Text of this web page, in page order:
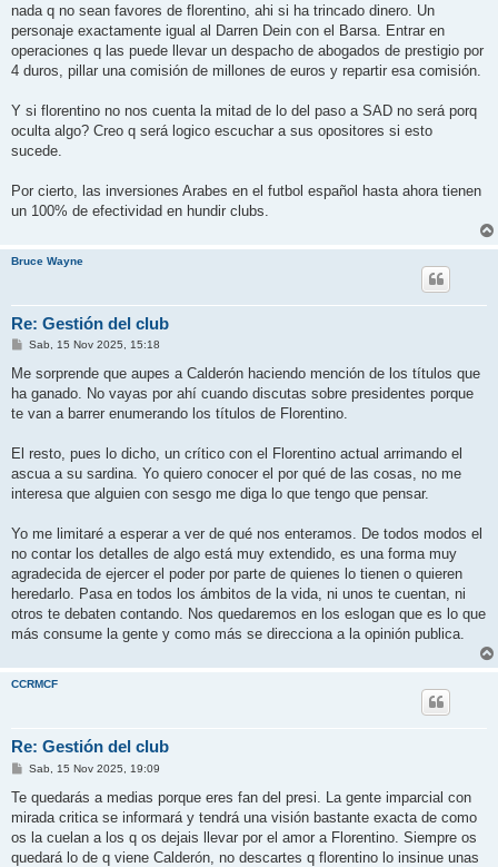
nada q no sean favores de florentino, ahi si ha trincado dinero. Un
personaje exactamente igual al Darren Dein con el Barsa. Entrar en
operaciones q las puede llevar un despacho de abogados de prestigio por
4 duros, pillar una comisión de millones de euros y repartir esa comisión.
Y si florentino no nos cuenta la mitad de lo del paso a SAD no será porq
oculta algo? Creo q será logico escuchar a sus opositores si esto
sucede.
Por cierto, las inversiones Arabes en el futbol español hasta ahora tienen
un 100% de efectividad en hundir clubs.
Bruce Wayne
Re: Gestión del club
M
n
a
Sab, 15 Nov 2025, 15:18
Me sorprende que aupes a Calderón haciendo mención de los títulos que
ha ganado. No vayas por ahí cuando discutas sobre presidentes porque
te van a barrer enumerando los títulos de Florentino.
El resto, pues lo dicho, un crítico con el Florentino actual arrimando el
ascua a su sardina. Yo quiero conocer el por qué de las cosas, no me
interesa que alguien con sesgo me diga lo que tengo que pensar.
Yo me limitaré a esperar a ver de qué nos enteramos. De todos modos el
no contar los detalles de algo está muy extendido, es una forma muy
agradecida de ejercer el poder por parte de quienes lo tienen o quieren
heredarlo. Pasa en todos los ámbitos de la vida, ni unos te cuentan, ni
otros te debaten contando. Nos quedaremos en los eslogan que es lo que
más consume la gente y como más se direcciona a la opinión publica.
CCRMCF
Re: Gestión del club
M
n
a
j
Sab, 15 Nov 2025, 19:09
Te quedarás a medias porque eres fan del presi. La gente imparcial con
mirada critica se informará y tendrá una visión bastante exacta de como
os la cuelan a los q os dejais llevar por el amor a Florentino. Siempre os
quedará lo de q viene Calderón, no descartes q florentino lo insinue unas